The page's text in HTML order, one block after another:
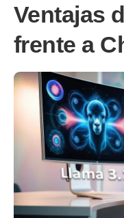
Ventajas
frente a